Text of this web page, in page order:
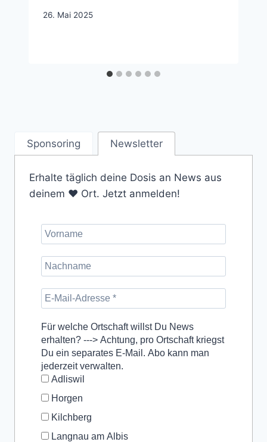
26. Mai 2025
Sponsoring Newsletter
Erhalte täglich deine Dosis an News aus
deinem ❤️ Ort. Jetzt anmelden!
Für welche Ortschaft willst Du News
erhalten? ---> Achtung, pro Ortschaft kriegst
Du ein separates E-Mail. Abo kann man
jederzeit verwalten.
Adliswil
Horgen
Kilchberg
Langnau am Albis